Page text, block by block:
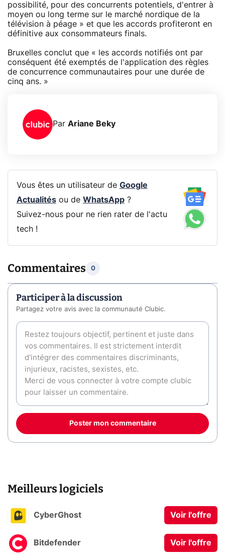
possibilité, pour des concurrents potentiels, d'entrer à
moyen ou long terme sur le marché nordique de la
télévision à péage » et que les accords profiteront en
définitive aux consommateurs finals.
Bruxelles conclut que « les accords notifiés ont par
conséquent été exemptés de l'application des règles
de concurrence communautaires pour une durée de
cinq ans. »
Par Ariane Beky
Vous êtes un utilisateur de Google
Actualitésou de WhatsApp?
Suivez-nous pour ne rien rater de l'actu
tech !
Commentaires 0
Participer à la discussion
Partagez votre avis avec la communauté Clubic.
Poster mon commentaire
Meilleurs logiciels
CyberGhost Voir l'offre
Bitdefender Voir l'offre